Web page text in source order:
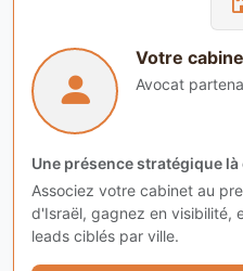
Votre
Avocat
Une présence stratégique
Associez votre cabinet au
d'Israël, gagnez en visibilité,
leads ciblés par ville.